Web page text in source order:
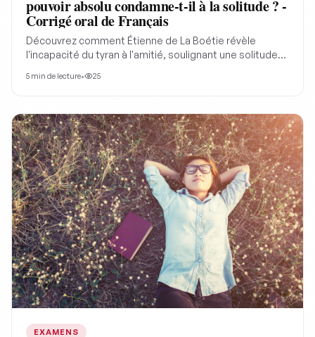
pouvoir absolu condamne-t-il à la solitude ? -
Corrigé oral de Français
Découvrez comment Étienne de La Boétie révèle
l'incapacité du tyran à l'amitié, soulignant une solitude
la critique politique.
5 min de lecture• 25
EXAMENS